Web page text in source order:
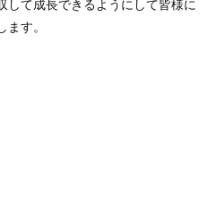
して成長できるようにして皆様に
す。